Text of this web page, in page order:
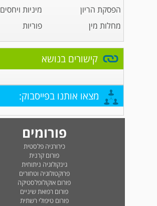
הפסקת הריון
מיניות ויחסים
מחלות מין
פוריות
קישורים בנושא
מצאו אותנו בפייסבוק:
פורומים
כירורגיה פלסטית
פורום קרנית
גינקולוגיה ניתוחית
פרוקטולוגיה וטחורים
פורום אוקולופלסטיקה
פורום רפואת שיניים
פורום טיפולי רשתית